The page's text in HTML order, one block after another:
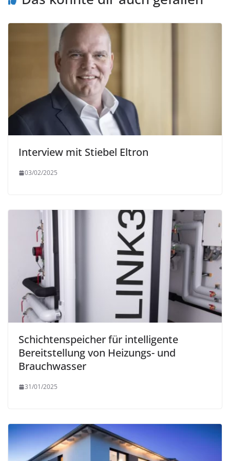
Interview mit Stiebel Eltron
03/02/2025
Schichtenspeicher für intelligente
Bereitstellung von Heizungs- und
Brauchwasser
31/01/2025